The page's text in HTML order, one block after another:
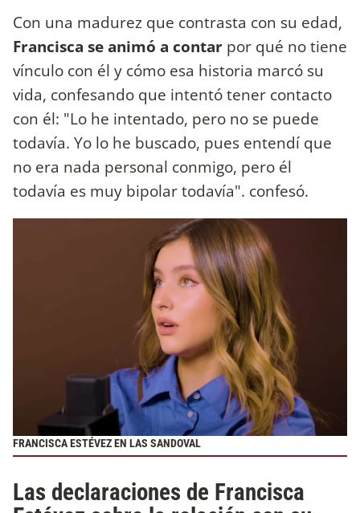
Con una madurez que contrasta con su edad,
Francisca se animó a contar por qué no tiene
vínculo con él y cómo esa historia marcó su
vida, confesando que intentó tener contacto
con él: "Lo he intentado, pero no se puede
todavía. Yo lo he buscado, pues entendí que
no era nada personal conmigo, pero él
todavía es muy bipolar todavía". confesó.
FRANCISCA ESTÉVEZ EN LAS SANDOVAL
Las declaraciones de Francisca